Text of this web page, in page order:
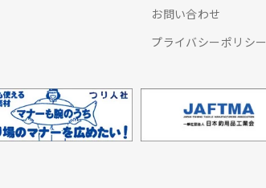
お問い合わせ
プライバシーポリシー